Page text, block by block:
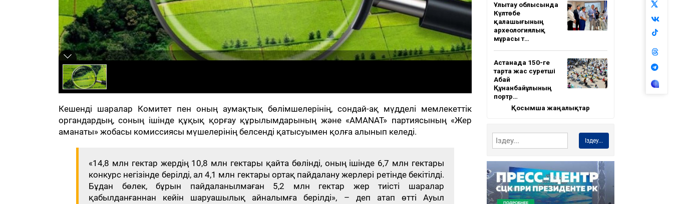
Кешенді шаралар Комитет пен оның аумақтық бөлімшелерінің, сондай-ақ мүдделі мемлекеттік
органдардың, соның ішінде құқық қорғау құрылымдарының және «AMANAT» партиясының «Жер
аманаты» жобасы комиссиясы мүшелерінің белсенді қатысуымен қолға алынып келеді.
«14,8 млн гектар жердің 10,8 млн гектары қайта бөлінді, оның ішінде 6,7 млн гектары
конкурс негізінде берілді, ал 4,1 млн гектары ортақ пайдалану жерлері ретінде бекітілді.
Бұдан бөлек, бұрын пайдаланылмаған 5,2 млн гектар жер тиісті шаралар
қабылданғаннан кейін шаруашылық айналымға берілді», – деп атап өтті Ауыл
Ұлытау облысында
Күлтөбе
қалашығының
археологиялық
мұрасы т…
Астанада 150-ге
тарта жас суретші
Абай
Құнанбайұлының
портр…
Қосымша жаңалықтар
Іздеу...